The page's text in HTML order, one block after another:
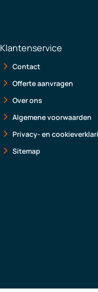
Klantenservice
Contact
Offerte aanvragen
Over ons
Algemene voorwaarden
Privacy- en
Sitemap